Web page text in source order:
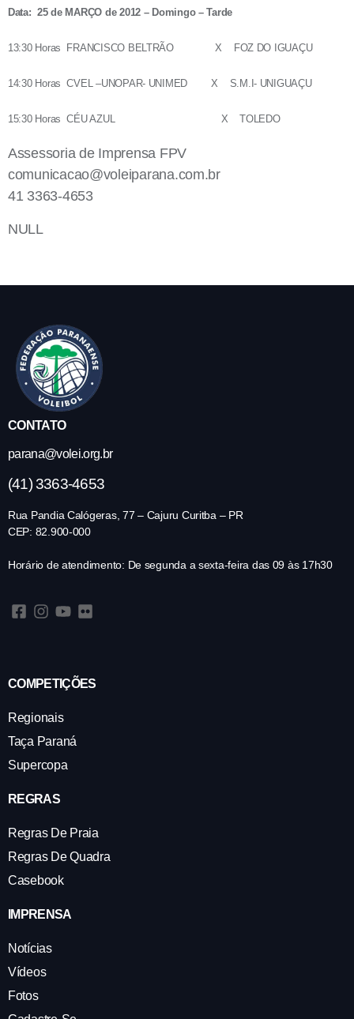
Data: 25 de MARÇO de 2012 – Domingo – Tarde
13:30 Horas FRANCISCO BELTRÃO X FOZ DO IGUAÇU
14:30 Horas CVEL –UNOPAR- UNIMED X S.M.I- UNIGUAÇU
15:30 Horas CÉU AZUL X TOLEDO
Assessoria de Imprensa FPV
comunicacao@voleiparana.com.br
41 3363-4653
NULL
CONTATO
parana@volei.org.br
(41) 3363-4653
Rua Pandia Calógeras, 77 – Cajuru Curitba – PR
CEP: 82.900-000
Horário de atendimento: De segunda a sexta-feira das 09 às 17h30
COMPETIÇÕES
Regionais
Taça Paraná
Supercopa
REGRAS
Regras De Praia
Regras De Quadra
Casebook
IMPRENSA
Notícias
Vídeos
Fotos